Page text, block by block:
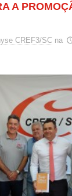
A
CREF3/SC na